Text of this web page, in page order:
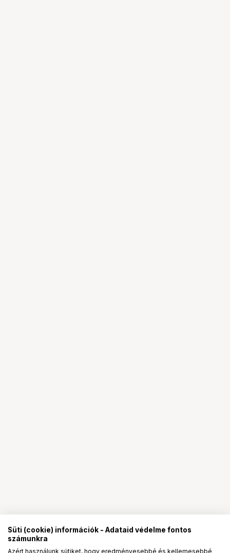
Süti (cookie) információk - Adataid védelme fontos
számunkra
Azért használunk sütiket, hogy eredményesebbé és kellemesebbé